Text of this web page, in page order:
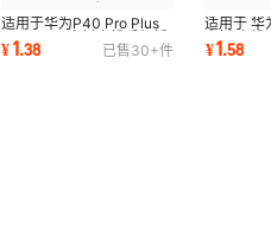
适用于华为P40 Pro Plus
Lite E SIM卡托卡槽手机插
卡套卡架 卡拖
¥1.38 已售30+件
适用于
卡托 卡
插卡座卡架
¥1.58